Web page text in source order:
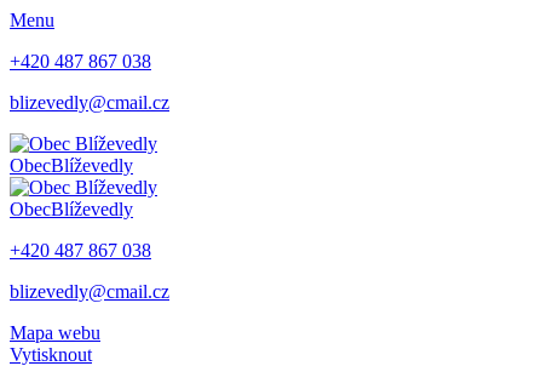
Menu
+420 487 867 038
blizevedly@cmail.cz
ObecBlíževedly
ObecBlíževedly
+420 487 867 038
blizevedly@cmail.cz
Mapa webu
Vytisknout